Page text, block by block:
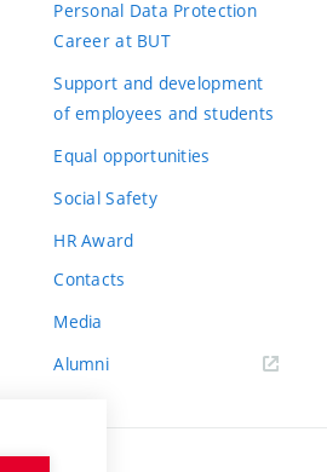
Personal Data Protection
Career at BUT
Support and development
of employees and students
Equal opportunities
Social Safety
HR Award
Contacts
Media
Alumni